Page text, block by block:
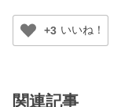
+3
関連記事